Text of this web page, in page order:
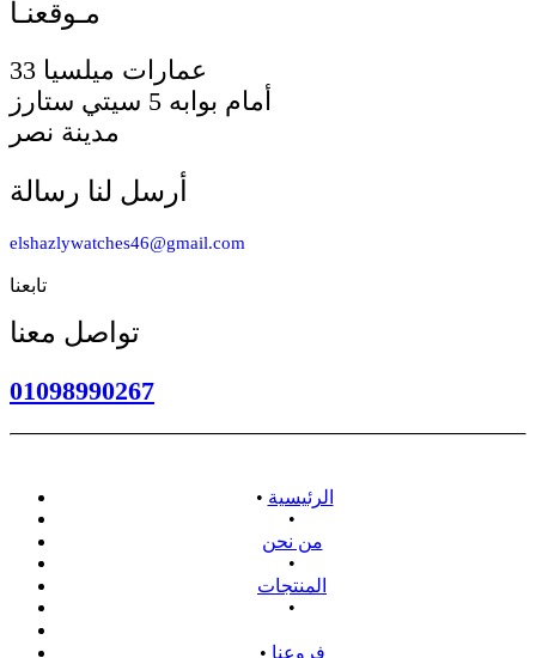
أمام بوابه 5 سيتي ستارز
مدينة نصر
أرسل لنا رسالة
elshazlywatches46@gmail.com
تابعنا
تواصل معنا
01098990267
• الرئيسية
•
من نحن
•
المنتجات
•
• فروعنا